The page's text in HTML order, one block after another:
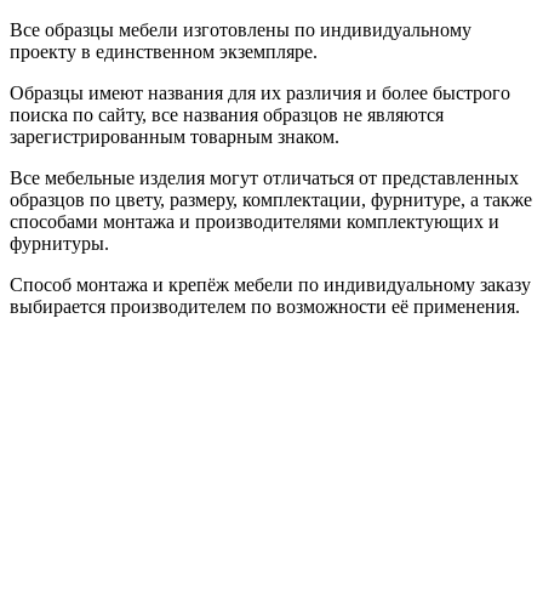
Все образцы мебели изготовлены по индивидуальному
проекту в единственном экземпляре.
Образцы имеют названия для их различия и более быстрого
поиска по сайту, все названия образцов не являются
зарегистрированным товарным знаком.
Все мебельные изделия могут отличаться от представленных
образцов по цвету, размеру, комплектации, фурнитуре, а также
способами монтажа и производителями комплектующих и
фурнитуры.
Способ монтажа и крепёж мебели по индивидуальному заказу
выбирается производителем по возможности её применения.